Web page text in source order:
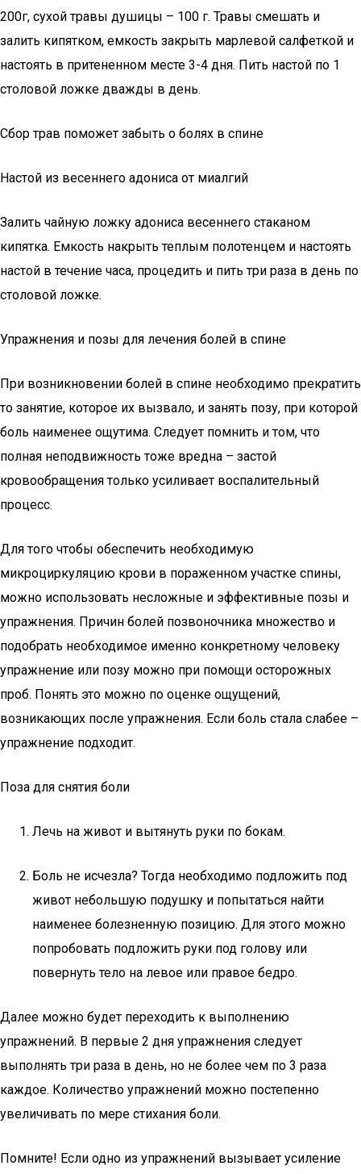
200г, сухой травы душицы – 100 г. Травы смешать и
залить кипятком, емкость закрыть марлевой салфеткой и
настоять в притененном месте 3-4 дня. Пить настой по 1
столовой ложке дважды в день.
Сбор трав поможет забыть о болях в спине
Настой из весеннего адониса от миалгий
Залить чайную ложку адониса весеннего стаканом
кипятка. Емкость накрыть теплым полотенцем и настоять
настой в течение часа, процедить и пить три раза в день по
столовой ложке.
Упражнения и позы для лечения болей в спине
При возникновении болей в спине необходимо прекратить
то занятие, которое их вызвало, и занять позу, при которой
боль наименее ощутима. Следует помнить и том, что
полная неподвижность тоже вредна – застой
кровообращения только усиливает воспалительный
процесс.
Для того чтобы обеспечить необходимую
микроциркуляцию крови в пораженном участке спины,
можно использовать несложные и эффективные позы и
упражнения. Причин болей позвоночника множество и
подобрать необходимое именно конкретному человеку
упражнение или позу можно при помощи осторожных
проб. Понять это можно по оценке ощущений,
возникающих после упражнения. Если боль стала слабее –
упражнение подходит.
Поза для снятия боли
Лечь на живот и вытянуть руки по бокам.
Боль не исчезла? Тогда необходимо подложить под
живот небольшую подушку и попытаться найти
наименее болезненную позицию. Для этого можно
попробовать подложить руки под голову или
повернуть тело на левое или правое бедро.
Далее можно будет переходить к выполнению
упражнений. В первые 2 дня упражнения следует
выполнять три раза в день, но не более чем по 3 раза
каждое. Количество упражнений можно постепенно
увеличивать по мере стихания боли.
Помните! Если одно из упражнений вызывает усиление